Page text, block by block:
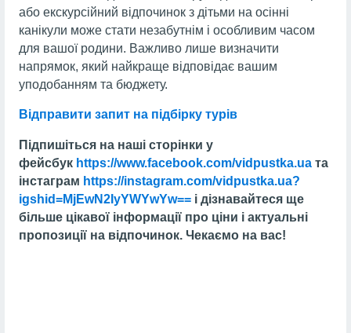
або екскурсійний відпочинок з дітьми на осінні
канікули може стати незабутнім і особливим часом
для вашої родини. Важливо лише визначити
напрямок, який найкраще відповідає вашим
уподобанням та бюджету.
Відправити запит на підбірку турів
Підпишіться на наші сторінки у
фейсбук https://www.facebook.com/vidpustka.uaта
інстаграм https://instagram.com/vidpustka.ua?
igshid=MjEwN2IyYWYwYw==і дізнавайтеся ще
більше цікавої інформації про ціни і актуальні
пропозиції на відпочинок. Чекаємо на вас!